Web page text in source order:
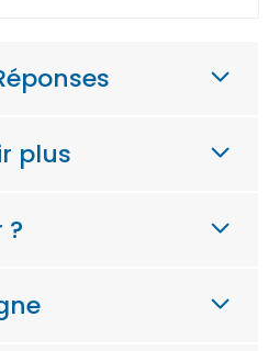
plus
?